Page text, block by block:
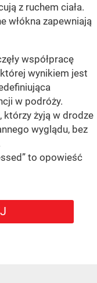
z ruchem ciała.
włókna zapewniają
współpracę
wynikiem jest
w podróży.
którzy żyją w drodze
wyglądu, bez
to opowieść